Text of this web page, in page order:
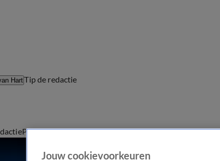
HartTip de redactie
PanelVideo's
Jouw cookievoorkeuren